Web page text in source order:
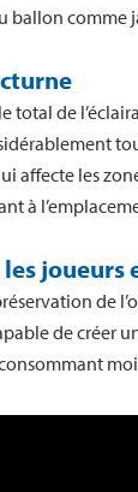
ballon comme
total de
affecte les
à
joueurs
de
de créer